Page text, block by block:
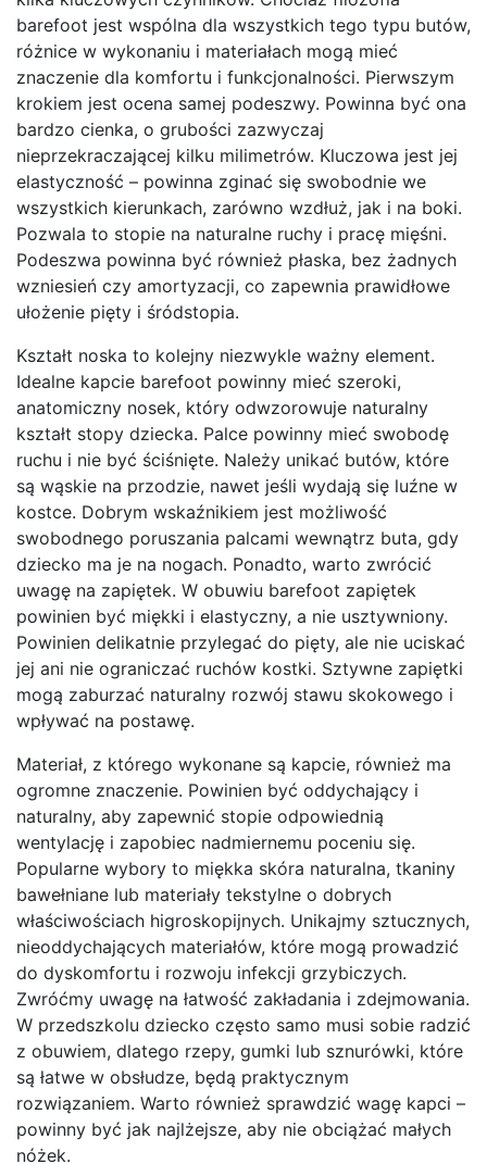
barefoot jest wspólna dla wszystkich tego typu butów,
różnice w wykonaniu i materiałach mogą mieć
znaczenie dla komfortu i funkcjonalności. Pierwszym
krokiem jest ocena samej podeszwy. Powinna być ona
bardzo cienka, o grubości zazwyczaj
nieprzekraczającej kilku milimetrów. Kluczowa jest jej
elastyczność – powinna zginać się swobodnie we
wszystkich kierunkach, zarówno wzdłuż, jak i na boki.
Pozwala to stopie na naturalne ruchy i pracę mięśni.
Podeszwa powinna być również płaska, bez żadnych
wzniesień czy amortyzacji, co zapewnia prawidłowe
ułożenie pięty i śródstopia.
Kształt noska to kolejny niezwykle ważny element.
Idealne kapcie barefoot powinny mieć szeroki,
anatomiczny nosek, który odwzorowuje naturalny
kształt stopy dziecka. Palce powinny mieć swobodę
ruchu i nie być ściśnięte. Należy unikać butów, które
są wąskie na przodzie, nawet jeśli wydają się luźne w
kostce. Dobrym wskaźnikiem jest możliwość
swobodnego poruszania palcami wewnątrz buta, gdy
dziecko ma je na nogach. Ponadto, warto zwrócić
uwagę na zapiętek. W obuwiu barefoot zapiętek
powinien być miękki i elastyczny, a nie usztywniony.
Powinien delikatnie przylegać do pięty, ale nie uciskać
jej ani nie ograniczać ruchów kostki. Sztywne zapiętki
mogą zaburzać naturalny rozwój stawu skokowego i
wpływać na postawę.
Materiał, z którego wykonane są kapcie, również ma
ogromne znaczenie. Powinien być oddychający i
naturalny, aby zapewnić stopie odpowiednią
wentylację i zapobiec nadmiernemu poceniu się.
Popularne wybory to miękka skóra naturalna, tkaniny
bawełniane lub materiały tekstylne o dobrych
właściwościach higroskopijnych. Unikajmy sztucznych,
nieoddychających materiałów, które mogą prowadzić
do dyskomfortu i rozwoju infekcji grzybiczych.
Zwróćmy uwagę na łatwość zakładania i zdejmowania.
W przedszkolu dziecko często samo musi sobie radzić
z obuwiem, dlatego rzepy, gumki lub sznurówki, które
są łatwe w obsłudze, będą praktycznym
rozwiązaniem. Warto również sprawdzić wagę kapci –
powinny być jak najlżejsze, aby nie obciążać małych
nóżek.